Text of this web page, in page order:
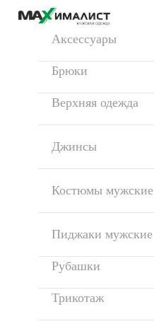
Аксессуары
Брюки
Верхняя одежда
Джинсы
Костюмы мужские
Пиджаки мужские
Рубашки
Трикотаж